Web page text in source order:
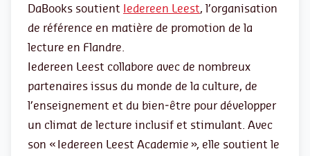
DaBooks soutient Iedereen Leest, l’organisation
de référence en matière de promotion de la
lecture en Flandre.
Iedereen Leest collabore avec de nombreux
partenaires issus du monde de la culture, de
l’enseignement et du bien‑être pour développer
un climat de lecture inclusif et stimulant. Avec
son « Iedereen Leest Academie », elle soutient le